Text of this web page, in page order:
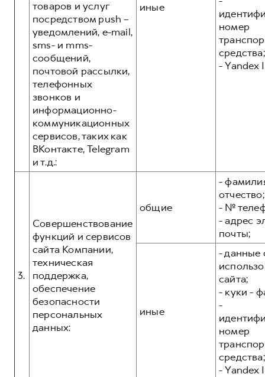
товаров и услуг
посредством push –
уведомлений, e-mail,
sms- и mms-
сообщений,
почтовой рассылки,
телефонных
звонков и
информационно-
коммуникационных
сервисов, таких как
ВКонтакте, Telegram
и т.д.:
иные
номер
средства;
- Yandex
3.
Совершенствование
функций и сервисов
сайта Компании,
техническая
поддержка,
обеспечение
безопасности
персональных
данных:
общие
-
отчество;
- №
- адрес
почты;
иные
- данные
сайта;
- куки -
-
номер
средства;
- Yandex